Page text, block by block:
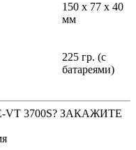
150 x 77 x 40
мм
225 гр. (с
батареями)
VT 3700S? ЗАКАЖИТЕ